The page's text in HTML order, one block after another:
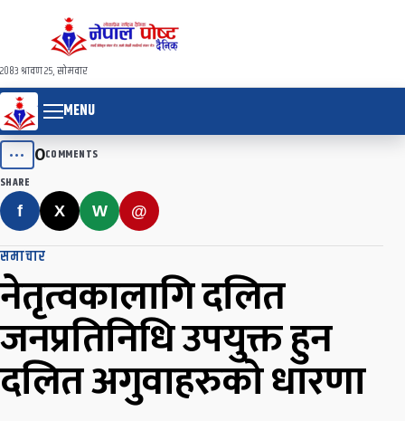
२०८३ श्रावण २५, सोमवार
MENU
••• 0COMMENTS
SHARE
f X W @
समाचार
नेतृत्वकालागि दलित
जनप्रतिनिधि उपयुक्त हुन
दलित अगुवाहरुको धारणा